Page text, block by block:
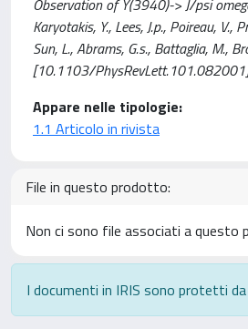
Observation of Y(3940)-> J/psi
Karyotakis, Y., Lees, J.p., Poireau, V.,
Sun, L., Abrams, G.s., Battaglia, M.,
[10.1103/PhysRevLett.101.082001]
Appare nelle tipologie:
1.1 Articolo in rivista
File in questo prodotto:
Non ci sono file associati a questo
I documenti in IRIS sono protetti